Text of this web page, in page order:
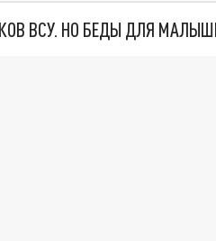
ВСУ. НО БЕДЫ ДЛЯ